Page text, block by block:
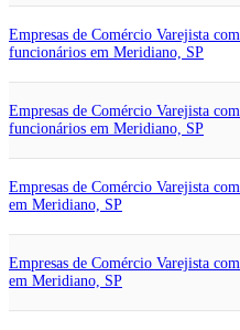
Empresas de Comércio Varejista
funcionários em Meridiano, SP
Empresas de Comércio Varejista
funcionários em Meridiano, SP
Empresas de Comércio Varejista
em Meridiano, SP
Empresas de Comércio Varejista
em Meridiano, SP